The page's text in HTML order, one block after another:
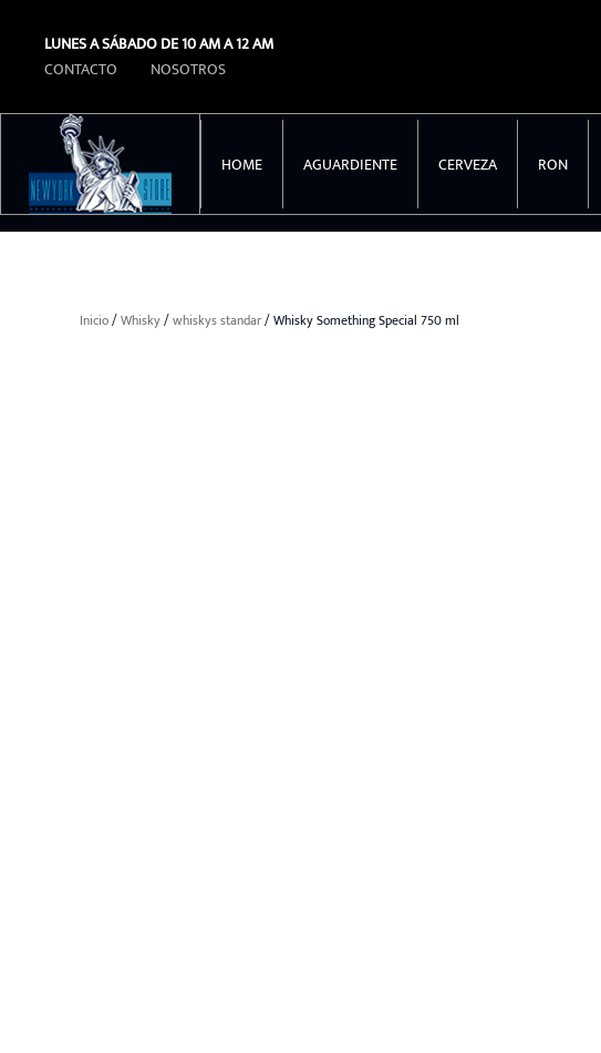
Ir al contenido principal
LUNES A SÁBADO DE 10 AM A 12 AM
CONTACTO
NOSOTROS
HOME AGUARDIENTE CERVEZA RON
Inicio/Whisky/whiskys standar/ Whisky Something Special 750 ml